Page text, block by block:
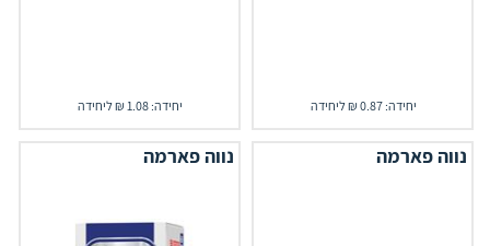
יחידה: 0.87 ₪ ליחידה יחידה: 1.08 ₪ ליחידה
נווה פארמה נווה פארמה